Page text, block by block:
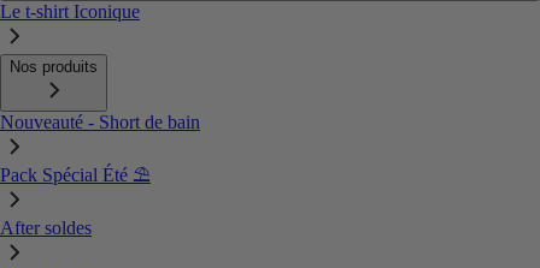
Le t-shirt Iconique
Nos produits
Nouveauté - Short de bain
Pack Spécial Été ⛱️
After soldes